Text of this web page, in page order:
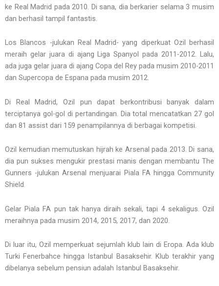
ke Real Madrid pada 2010. Di sana, dia berkarier selama 3 musim
dan berhasil tampil fantastis.
Los Blancos -julukan Real Madrid- yang diperkuat Ozil berhasil
meraih gelar juara di ajang Liga Spanyol pada 2011-2012. Lalu,
ada juga gelar juara di ajang Copa del Rey pada musim 2010-2011
dan Supercopa de Espana pada musim 2012.
Di Real Madrid, Ozil pun dapat berkontribusi banyak dalam
terciptanya gol-gol di pertandingan. Dia total mencatatkan 27 gol
dan 81 assist dari 159 penampilannya di berbagai kompetisi.
Ozil kemudian memutuskan hijrah ke Arsenal pada 2013. Di sana,
dia pun sukses mengukir prestasi manis dengan membantu The
Gunners -julukan Arsenal menjuarai Piala FA hingga Community
Shield.
Gelar Piala FA pun tak hanya diraih sekali, tapi 4 sekaligus. Ozil
meraihnya pada musim 2014, 2015, 2017, dan 2020.
Di luar itu, Ozil memperkuat sejumlah klub lain di Eropa. Ada klub
Turki Fenerbahce hingga Istanbul Basaksehir. Klub terakhir yang
dibelanya sebelum pensiun adalah Istanbul Basaksehir.